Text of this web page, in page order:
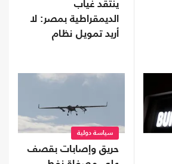
ينتقد غياب
الديمقراطية بمصر: لا
أريد تمويل نظام
سياسة دولية
حريق وإصابات بقصف